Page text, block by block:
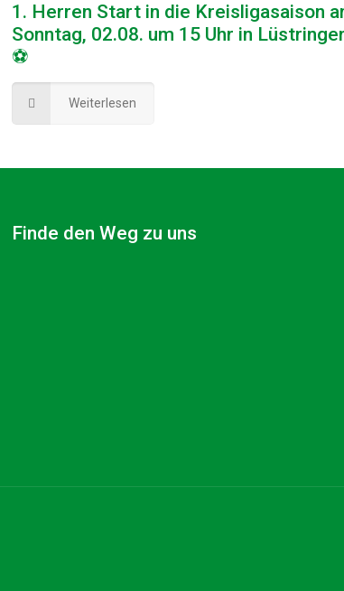
1. Herren Start in die Kreisligasaison
Sonntag, 02.08. um 15 Uhr in
⚽
Weiterlesen
Finde den Weg zu uns